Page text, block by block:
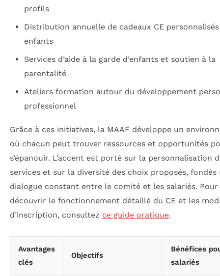
profils
Distribution annuelle de cadeaux CE
enfants
Services d’aide à la garde d’enfants et soutien à la
parentalité
Ateliers formation autour du développement
professionnel
Grâce à ces initiatives, la MAAF développe un
où chacun peut trouver ressources et opportunités
s’épanouir. L’accent est porté sur la personnalisation
services et sur la diversité des choix proposés, fondés
dialogue constant entre le comité et les salariés. Pour
découvrir le fonctionnement détaillé du CE et les
d’inscription, consultez ce guide pratique.
Avantages
clés
Objectifs
Bénéfices
salariés